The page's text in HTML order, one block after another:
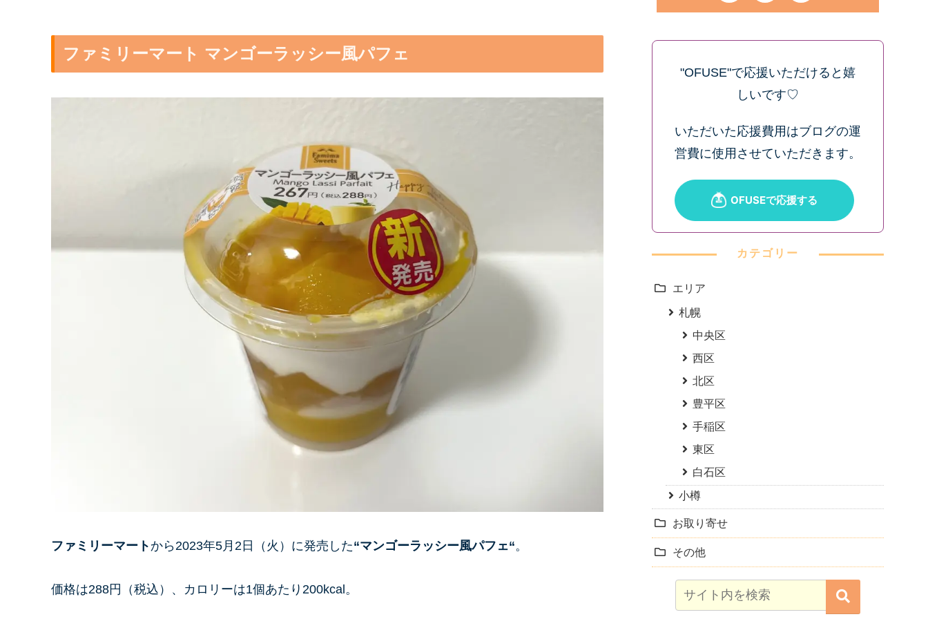
ファミリーマート マンゴーラッシー風パフェ
ファミリーマートから2023年5月2日（火）に発売した“マンゴーラッシー風パフェ“。
価格は288円（税込）、カロリーは1個あたり200kcal。
"OFUSE"で応援いただけると嬉
しいです♡
いただいた応援費用はブログの運
営費に使用させていただきます。
カテゴリー
エリア
札幌
中央区
西区
北区
豊平区
手稲区
東区
白石区
小樽
お取り寄せ
その他